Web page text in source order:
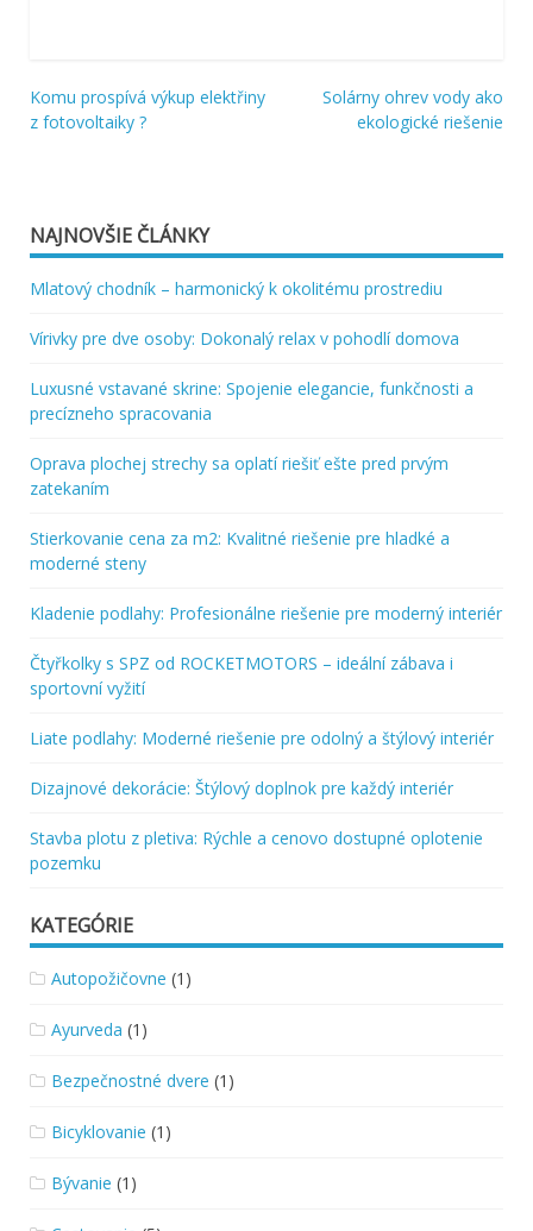
Navigácia
Komu prospívá výkup elektřiny
z fotovoltaiky ?
Solárny ohrev vody ako
ekologické riešenie
NAJNOVŠIE ČLÁNKY
Mlatový chodník – harmonický k okolitému prostrediu
Vírivky pre dve osoby: Dokonalý relax v pohodlí domova
Luxusné vstavané skrine: Spojenie elegancie, funkčnosti a
precízneho spracovania
Oprava plochej strechy sa oplatí riešiť ešte pred prvým
zatekaním
Stierkovanie cena za m2: Kvalitné riešenie pre hladké a
moderné steny
Kladenie podlahy: Profesionálne riešenie pre moderný interiér
Čtyřkolky s SPZ od ROCKETMOTORS – ideální zábava i
sportovní vyžití
Liate podlahy: Moderné riešenie pre odolný a štýlový interiér
Dizajnové dekorácie: Štýlový doplnok pre každý interiér
Stavba plotu z pletiva: Rýchle a cenovo dostupné oplotenie
pozemku
KATEGÓRIE
Autopožičovne (1)
Ayurveda (1)
Bezpečnostné dvere (1)
Bicyklovanie (1)
Bývanie (1)